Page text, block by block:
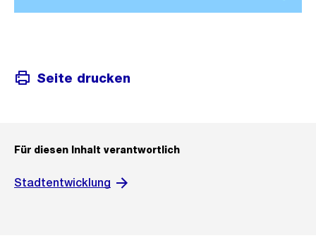
Seite drucken
Für diesen Inhalt verantwortlich
Stadtentwicklung